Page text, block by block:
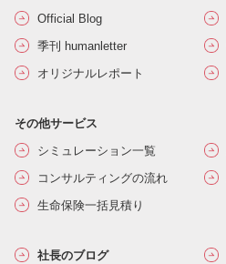
Official Blog
季刊 humanletter
オリジナルレポート
その他サービス
シミュレーション一覧
コンサルティングの流れ
生命保険一括見積り
社長のブログ